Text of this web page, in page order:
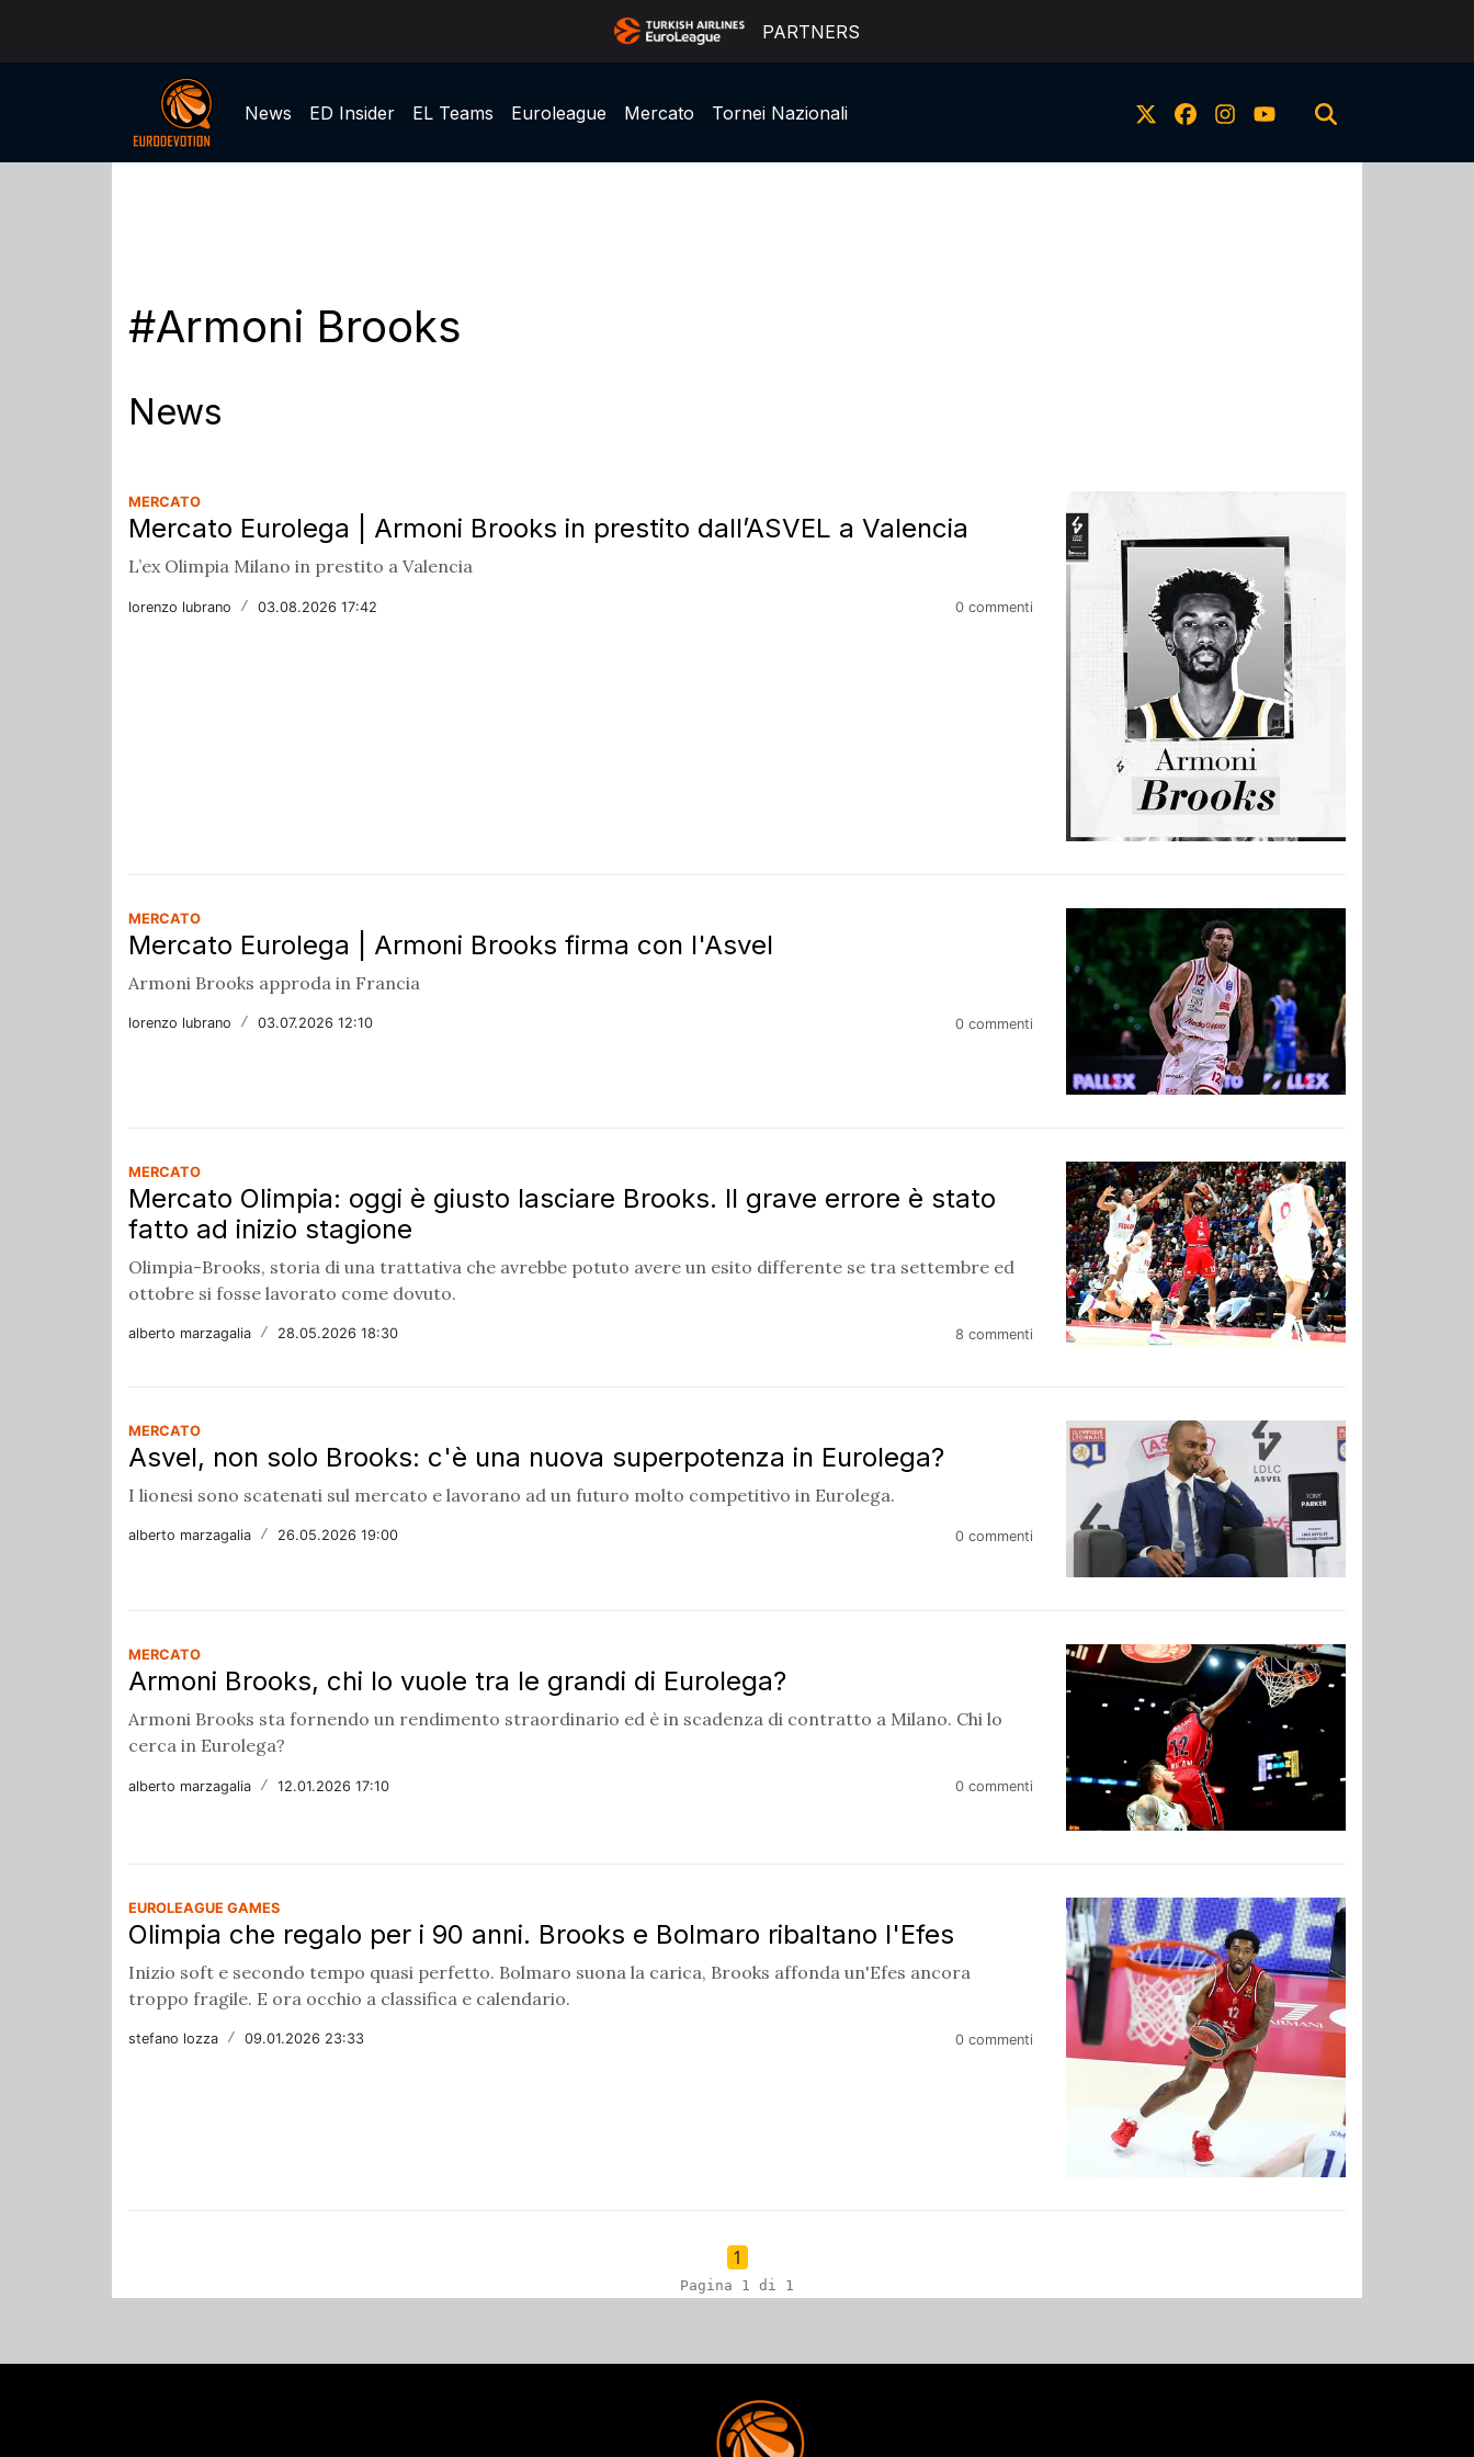
PARTNERS
News ED Insider EL Teams Euroleague Mercato Tornei Nazionali
#Armoni Brooks
News
MERCATO
Mercato Eurolega | Armoni Brooks in prestito dall’ASVEL a Valencia
L’ex Olimpia Milano in prestito a Valencia
lorenzo lubrano / 03.08.2026 17:42 0 commenti
MERCATO
Mercato Eurolega | Armoni Brooks firma con l'Asvel
Armoni Brooks approda in Francia
lorenzo lubrano / 03.07.2026 12:10 0 commenti
MERCATO
Mercato Olimpia: oggi è giusto lasciare Brooks. Il grave errore è stato
fatto ad inizio stagione
Olimpia-Brooks, storia di una trattativa che avrebbe potuto avere un esito differente se tra settembre ed
ottobre si fosse lavorato come dovuto.
alberto marzagalia / 28.05.2026 18:30 8 commenti
MERCATO
Asvel, non solo Brooks: c'è una nuova superpotenza in Eurolega?
I lionesi sono scatenati sul mercato e lavorano ad un futuro molto competitivo in Eurolega.
alberto marzagalia / 26.05.2026 19:00 0 commenti
MERCATO
Armoni Brooks, chi lo vuole tra le grandi di Eurolega?
Armoni Brooks sta fornendo un rendimento straordinario ed è in scadenza di contratto a Milano. Chi lo
cerca in Eurolega?
alberto marzagalia / 12.01.2026 17:10 0 commenti
EUROLEAGUE GAMES
Olimpia che regalo per i 90 anni. Brooks e Bolmaro ribaltano l'Efes
Inizio soft e secondo tempo quasi perfetto. Bolmaro suona la carica, Brooks affonda un'Efes ancora
troppo fragile. E ora occhio a classifica e calendario.
stefano lozza / 09.01.2026 23:33 0 commenti
1
Pagina 1 di 1